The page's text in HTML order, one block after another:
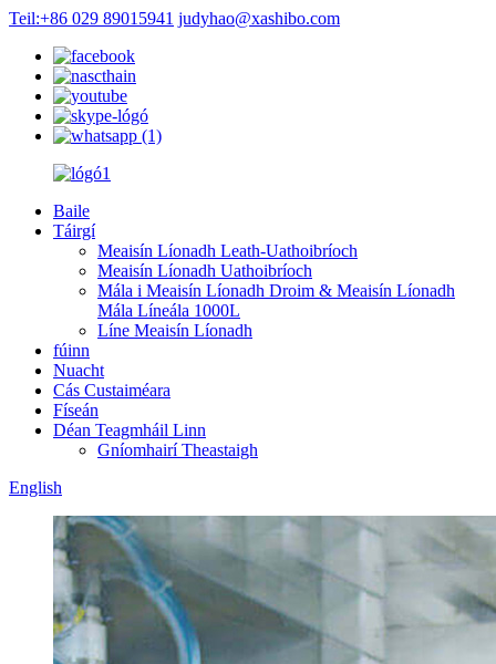
Teil:+86 029 89015941 judyhao@xashibo.com
Baile
Táirgí
Meaisín Líonadh Leath-Uathoibríoch
Meaisín Líonadh Uathoibríoch
Mála i Meaisín Líonadh Droim & Meaisín Líonadh
Mála Líneála 1000L
Líne Meaisín Líonadh
fúinn
Nuacht
Cás Custaiméara
Físeán
Déan Teagmháil Linn
Gníomhairí Theastaigh
English